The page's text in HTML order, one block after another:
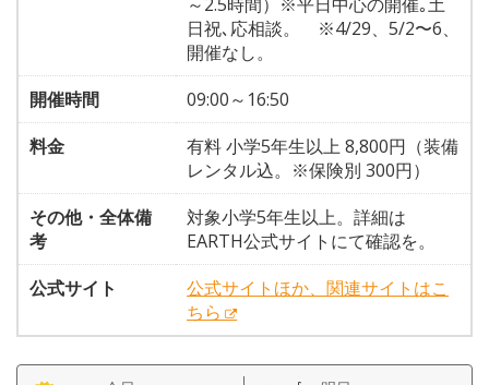
日祝､応相談。 ※4/29、5/2〜6、
開催なし。
開催時間
09:00～16:50
料金
有料 小学5年生以上 8,800円（装備
レンタル込。※保険別 300円）
その他・全体備
考
対象小学5年生以上。詳細は
EARTH公式サイトにて確認を。
公式サイト
公式サイトほか、関連サイトはこ
ちら